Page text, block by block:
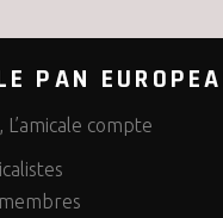
PAN
L’amicale compte